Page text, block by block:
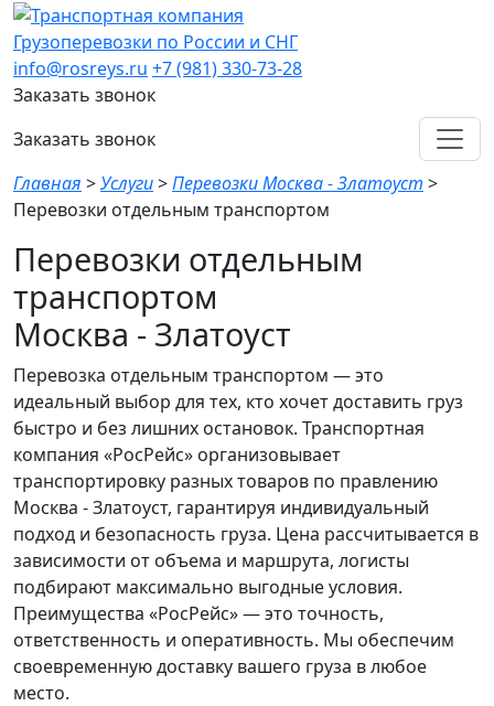
Грузоперевозки по России и СНГ
info@rosreys.ru +7 (981) 330-73-28
Заказать звонок
Заказать звонок
Главная >Услуги>Перевозки Москва - Златоуст >
Перевозки отдельным транспортом
Перевозки отдельным
транспортом
Москва - Златоуст
Перевозка отдельным транспортом — это
идеальный выбор для тех, кто хочет доставить груз
быстро и без лишних остановок. Транспортная
компания «РосРейс» организовывает
транспортировку разных товаров по правлению
Москва - Златоуст, гарантируя индивидуальный
подход и безопасность груза. Цена рассчитывается в
зависимости от объема и маршрута, логисты
подбирают максимально выгодные условия.
Преимущества «РосРейс» — это точность,
ответственность и оперативность. Мы обеспечим
своевременную доставку вашего груза в любое
место.